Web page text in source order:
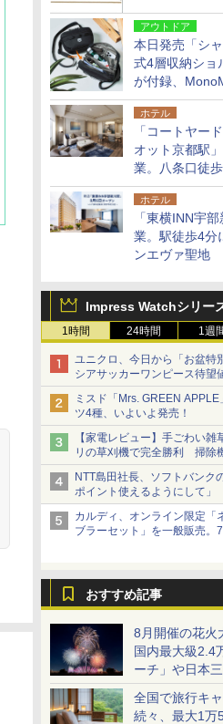
アウトドア
本日発売「シ
式4層収納ショ
が付録、
ホテル
「コートヤー
オット京都駅
業。八条口徒歩
ト含む全270
も併設
ホテル
「東横INN宇
業。駅徒歩4分
ンエヴァ聖地
Impress Watchシリー
1時間 24時間 1週
ユニクロ、今日から「お盆特
シアサッカーワンピース待望
ショーツは1990円に
ミスド「Mrs. GREEN
ツ4種、いよいよ発売！
【家電レビュー】手ごわい雑
リの草刈機で完全勝利 掃除
NTT島田社長、ソフトバンク
ポイント使えるようにして」
カルディ、オンライン限定「
ブラーセット」を一般販売。
おすすめ記事
8月開催の花火
国内最大級2.4
ーチ」や日本
ど大型イベン
全国で旅行キ
続々、最大1万